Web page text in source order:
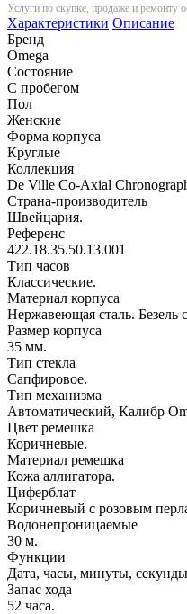
Услуги по скупке, продаже и
Характеристики Описание
Бренд
Omega
Состояние
С пробегом
Пол
Женские
Форма корпуса
Круглые
Коллекция
De Ville Co-Axial
Страна-производитель
Швейцария.
Референс
422.18.35.50.13.001
Тип часов
Классические.
Материал корпуса
Нержавеющая сталь. Безель
Размер корпуса
35 мм.
Тип стекла
Сапфировое.
Тип механизма
Автоматический, Калибр
Цвет ремешка
Коричневые.
Материал ремешка
Кожа аллигатора.
Циферблат
Коричневый с розовым
Водонепроницаемые
30 м.
Функции
Дата, часы, минуты,
Запас хода
52 часа.